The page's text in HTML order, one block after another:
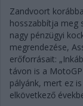
Zandvoort
hosszabbítja meg
nagy pénzügyi
megrendezése,
erőforrásait:
távon is a
pályánk, mert ez
elkövetkező